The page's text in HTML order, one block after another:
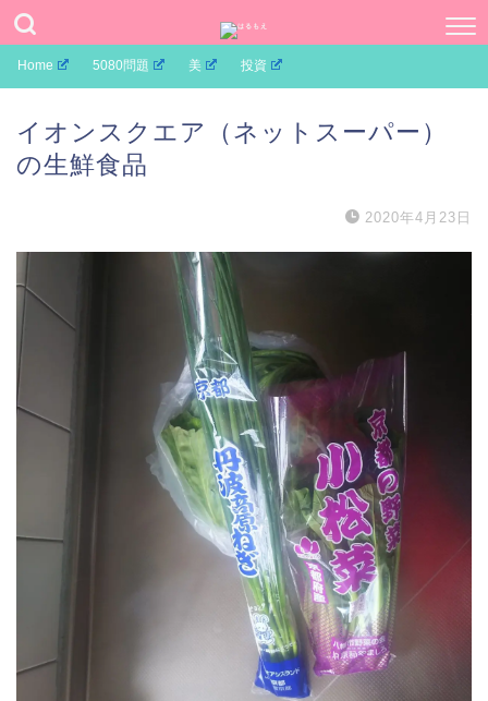
Home 5080問題 美 投資
イオンスクエア（ネットスーパー）
の生鮮食品
2020年4月23日